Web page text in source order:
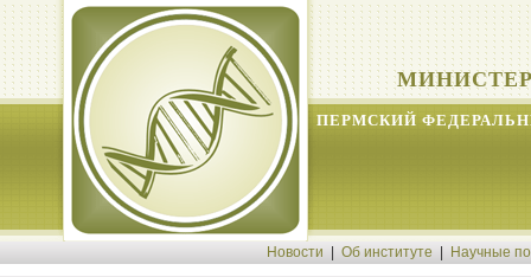
ПЕРМСКИЙ
Новости Об институте Научные